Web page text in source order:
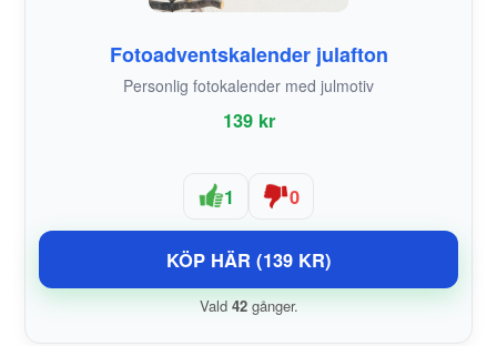
Fotoadventskalender julafton
Personlig fotokalender med julmotiv
139 kr
1 0
KÖP HÄR (139 KR)
Vald 42gånger.